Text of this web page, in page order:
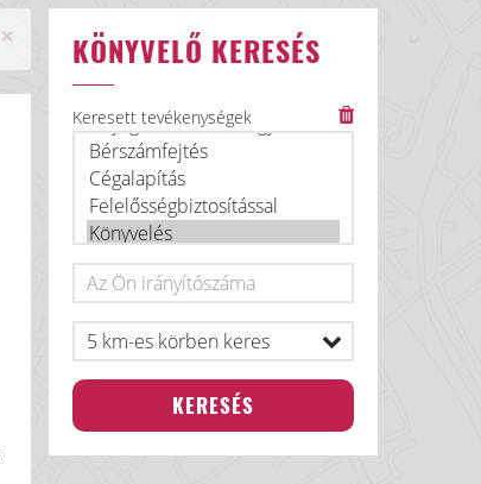
× KÖNYVELŐ KERESÉS
Keresett tevékenységek